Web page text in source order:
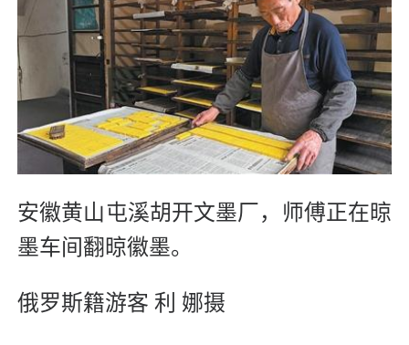
安徽黄山屯溪胡开文墨厂，师傅正在晾
墨车间翻晾徽墨。
俄罗斯籍游客 利 娜摄